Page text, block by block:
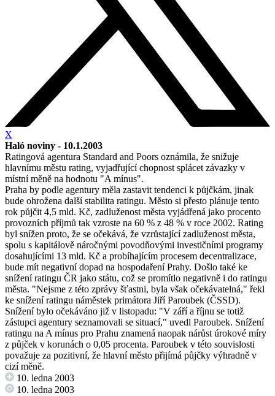
X
Haló noviny - 10.1.2003
Ratingová agentura Standard and Poors oznámila, že snižuje
hlavnímu městu rating, vyjadřující chopnost splácet závazky v
místní měně na hodnotu "A mínus".
Praha by podle agentury měla zastavit tendenci k půjčkám, jinak
bude ohrožena další stabilita ratingu. Město si přesto plánuje tento
rok půjčit 4,5 mld. Kč, zadluženost města vyjádřená jako procento
provozních příjmů tak vzroste na 60 % z 48 % v roce 2002. Rating
byl snížen proto, že se očekává, že vzrůstající zadluženost města,
spolu s kapitálově náročnými povodňovými investičními programy
dosahujícími 13 mld. Kč a probíhajícím procesem decentralizace,
bude mít negativní dopad na hospodaření Prahy. Došlo také ke
snížení ratingu ČR jako státu, což se promítlo negativně i do ratingu
města. "Nejsme z této zprávy šťastni, byla však očekávatelná," řekl
ke snížení ratingu náměstek primátora Jiří Paroubek (ČSSD).
Snížení bylo očekáváno již v listopadu: "V září a říjnu se totiž
zástupci agentury seznamovali se situací," uvedl Paroubek. Snížení
ratingu na A mínus pro Prahu znamená naopak nárůst úrokové míry
z půjček v korunách o 0,05 procenta. Paroubek v této souvislosti
považuje za pozitivní, že hlavní město přijímá půjčky výhradně v
cizí měně.
10. ledna 2003
10. ledna 2003